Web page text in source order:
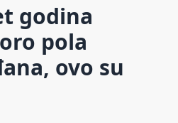
godina
pola
ovo su